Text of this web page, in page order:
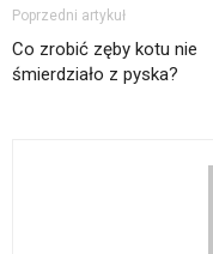
Poprzedni artykuł
Co zrobić zęby kotu nie
śmierdziało z pyska?